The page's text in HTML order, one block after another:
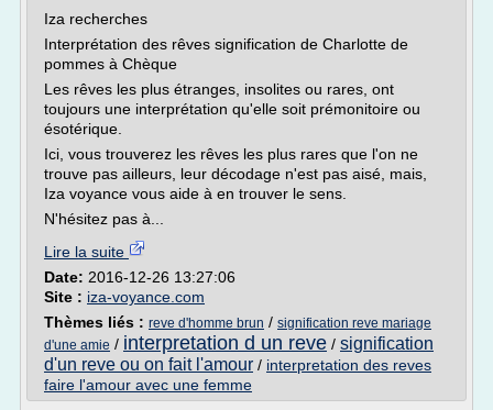
Iza recherches
Interprétation des rêves signification de Charlotte de
pommes à Chèque
Les rêves les plus étranges, insolites ou rares, ont
toujours une interprétation qu'elle soit prémonitoire ou
ésotérique.
Ici, vous trouverez les rêves les plus rares que l'on ne
trouve pas ailleurs, leur décodage n'est pas aisé, mais,
Iza voyance vous aide à en trouver le sens.
N'hésitez pas à...
Lire la suite
Date: 2016-12-26 13:27:06
Site : iza-voyance.com
Thèmes liés : reve d'homme brun / signification reve mariage
d'une amie / interpretation d un reve / signification
d'un reve ou on fait l'amour / interpretation des reves
faire l'amour avec une femme